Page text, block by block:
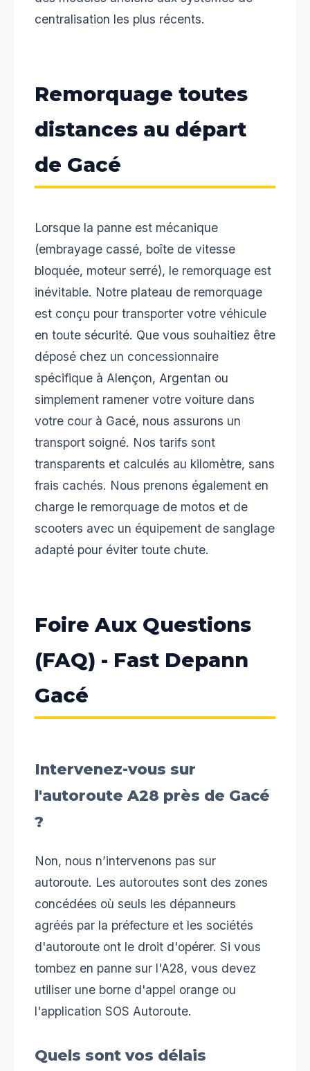
centralisation les plus récents.
Remorquage toutes
distances au départ
de Gacé
Lorsque la panne est mécanique
(embrayage cassé, boîte de vitesse
bloquée, moteur serré), le remorquage est
inévitable. Notre plateau de remorquage
est conçu pour transporter votre véhicule
en toute sécurité. Que vous souhaitiez être
déposé chez un concessionnaire
spécifique à Alençon, Argentan ou
simplement ramener votre voiture dans
votre cour à Gacé, nous assurons un
transport soigné. Nos tarifs sont
transparents et calculés au kilomètre, sans
frais cachés. Nous prenons également en
charge le remorquage de motos et de
scooters avec un équipement de sanglage
adapté pour éviter toute chute.
Foire Aux Questions
(FAQ) - Fast Depann
Gacé
Intervenez-vous sur
l'autoroute A28 près de Gacé
?
Non, nous n’intervenons pas sur
autoroute. Les autoroutes sont des zones
concédées où seuls les dépanneurs
agréés par la préfecture et les sociétés
d'autoroute ont le droit d'opérer. Si vous
tombez en panne sur l'A28, vous devez
utiliser une borne d'appel orange ou
l'application SOS Autoroute.
Quels sont vos délais